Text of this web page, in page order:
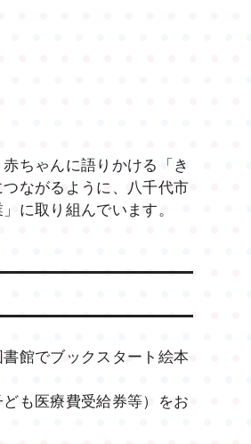
ちゃんに語りかける「き
ながるように、八千代市
に取り組んでいます。
館でブックスタート絵本
も医療費受給券等）をお